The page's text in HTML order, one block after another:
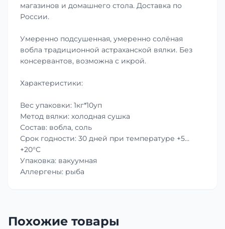
магазинов и домашнего стола. Доставка по
России.
Умеренно подсушенная, умеренно солёная
вобла традиционной астраханской вялки. Без
консервантов, возможна с икрой.
Характеристики:
Вес упаковки: 1кг*10уп
Метод вялки: холодная сушка
Состав: вобла, соль
Срок годности: 30 дней при температуре +5…
+20°C
Упаковка: вакуумная
Аллергены: рыба
Похожие товары